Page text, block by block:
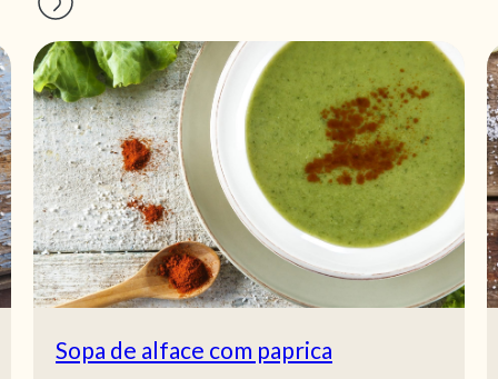
Sopa de alface com paprica